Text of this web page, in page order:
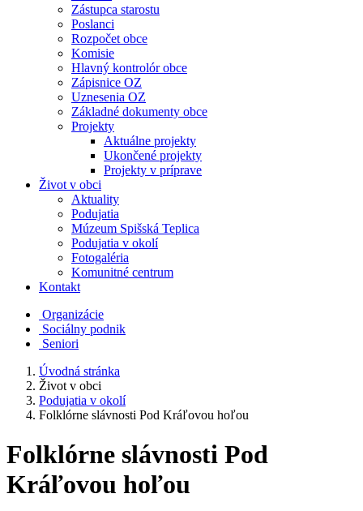
Zástupca starostu
Poslanci
Rozpočet obce
Komisie
Hlavný kontrolór obce
Zápisnice OZ
Uznesenia OZ
Základné dokumenty obce
Projekty
Aktuálne projekty
Ukončené projekty
Projekty v príprave
Život v obci
Aktuality
Podujatia
Múzeum Spišská Teplica
Podujatia v okolí
Fotogaléria
Komunitné centrum
Kontakt
Organizácie
Sociálny podnik
Seniori
Úvodná stránka
Život v obci
Podujatia v okolí
Folklórne slávnosti Pod Kráľovou hoľou
Folklórne slávnosti Pod
Kráľovou hoľou